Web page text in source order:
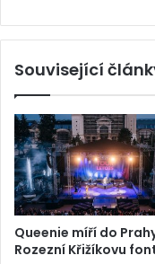
Související
Queenie míří do
Rozezní Křižíkovu